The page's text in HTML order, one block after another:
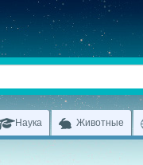
Наука Животные